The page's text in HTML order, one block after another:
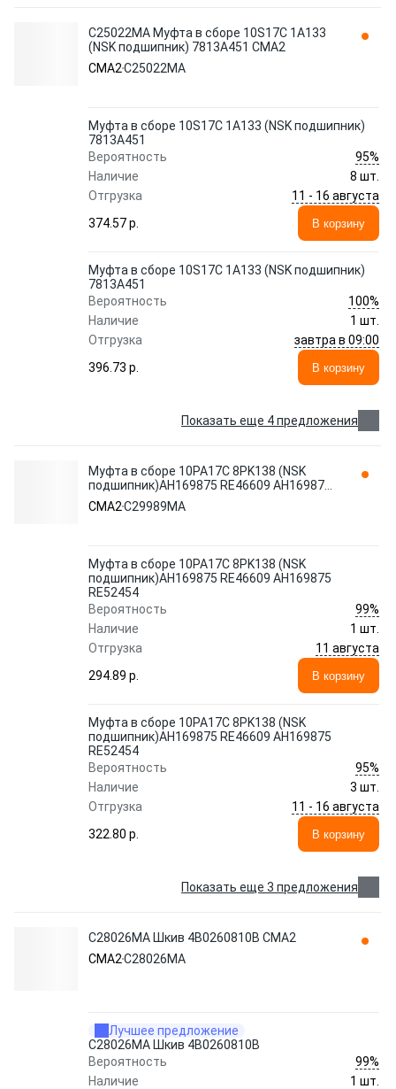
C25022MA Муфта в сборе 10S17C 1A133
(NSK подшипник) 7813A451 CMA2
CMA2C25022MA
Муфта в сборе 10S17C 1A133 (NSK подшипник)
7813A451
Вероятность
95%
Наличие
8 шт.
Отгрузка
11 - 16 августа
374.57 p.
В корзину
Муфта в сборе 10S17C 1A133 (NSK подшипник)
7813A451
Вероятность
100%
Наличие
1 шт.
Отгрузка
завтра в 09:00
396.73 p.
В корзину
Показать еще 4 предложения
Муфта в сборе 10PA17C 8PK138 (NSK
подшипник)AH169875 RE46609 АН169875
RE52454 C29989MA CMA2
CMA2C29989MA
Муфта в сборе 10PA17C 8PK138 (NSK
подшипник)AH169875 RE46609 АН169875
RE52454
Вероятность
99%
Наличие
1 шт.
Отгрузка
11 августа
294.89 p.
В корзину
Муфта в сборе 10PA17C 8PK138 (NSK
подшипник)AH169875 RE46609 АН169875
RE52454
Вероятность
95%
Наличие
3 шт.
Отгрузка
11 - 16 августа
322.80 p.
В корзину
Показать еще 3 предложения
C28026MA Шкив 4B0260810B CMA2
CMA2C28026MA
Лучшее предложение
C28026MA Шкив 4B0260810B
Вероятность
99%
Наличие
1 шт.